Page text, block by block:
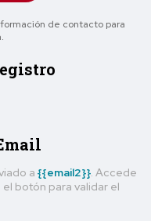
de contacto para
a {{email2}} . Accede
botón para validar el